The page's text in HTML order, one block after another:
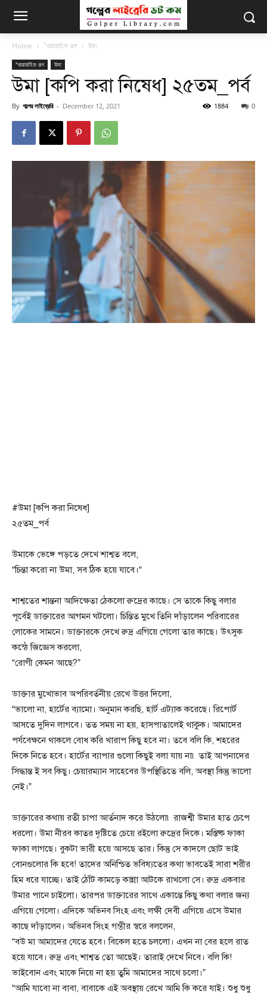
Home "ধারাবাহিক গল্প উমা
"ধারাবাহিক গল্প উমা
উমা [কপি করা নিষেধ] ২৫তম_পর্ব
By গল্পের লাইব্রেরি - December 12, 2021 0
1884
#উমা [কপি করা নিষেধ]
২৫তম_পর্ব
উমাকে ভেঙ্গে পড়তে দেখে শাশ্বত বলে,
“চিন্তা করো না উমা, সব ঠিক হয়ে যাবে।“
শাশ্বতের শান্তনা আদিক্ষেতা ঠেকলো রুদ্রের কাছে। সে তাকে কিছু বলার
পূর্বেই ডাক্তারের আগমন ঘটলো। চিন্তিত মুখে তিনি দাঁড়ালেন পরিবারের
লোকের সামনে। ডাক্তারকে দেখে রুদ্র এগিয়ে গেলো তার কাছে। উৎসুক
কন্ঠে জিজ্ঞেস করলো,
“রোগী কেমন আছে?”
ডাক্তার মুখোভাব অপরিবর্তনীয় রেখে উত্তর দিলো,
“ভালো না, হার্টের ব্যামো। অনুমান করছি, হার্ট এট্যাক করেছে। রিপোর্ট
আসতে দুদিন লাগবে। তত সময় না হয়, হাসপাতালেই থাকুক। আমাদের
পর্যবেক্ষনে থাকলে বোধ করি খারাপ কিছু হবে না। তবে বলি কি, শহরের
দিকে নিতে হবে। হার্টের ব্যাপার গুলো কিছুই বলা যায় না৷ তাই আপনাদের
সিদ্ধান্ত ই সব কিছু। চেয়ারম্যান সাহেবের উপস্থিতিতে বলি, অবস্থা কিন্তু ভালো
নেই।”
ডাক্তারের কথায় রতী চাপা আর্তনাদ করে উঠলো৷ রাজশ্বী উমার হাত চেপে
ধরলো। উমা নীরব কাতর দৃষ্টিতে চেয়ে রইলো রুদ্রের দিকে। মস্তিষ্ক ফাকা
ফাকা লাগছে। বুকটা ভারী হয়ে আসছে তার। কিন্তু সে কাদলে ছোট ভাই
বোনগুলোর কি হবে! তাদের অনিশ্চিত ভবিষ্যতের কথা ভাবতেই সারা শরীর
হিম ধরে যাচ্ছে। তাই ঠোঁট কামড়ে কান্না আটকে রাখলো সে। রুদ্র একবার
উমার পানে চাইলো। তারপর ডাক্তারের সাথে একান্তে কিছু কথা বলার জন্য
এগিয়ে গেলো। এদিকে অভিনব সিংহ এবং লক্ষী দেবী এগিয়ে এসে উমার
কাছে দাঁড়ালেন। অভিনব সিংহ গম্ভীর স্বরে বললেন,
“বউ মা আমাদের যেতে হবে। বিকেল হতে চললো। এখন না বের হলে রাত
হয়ে যাবে। রুদ্র এবং শাশ্বত তো আছেই। তারাই দেখে নিবে। বলি কি!
ভাইবোন এবং মাকে নিয়ে না হয় তুমি আমাদের সাথে চলো।”
“আমি যাবো না বাবা, বাবাকে এই অবস্থায় রেখে আমি কি করে যাই। শুধু শুধু